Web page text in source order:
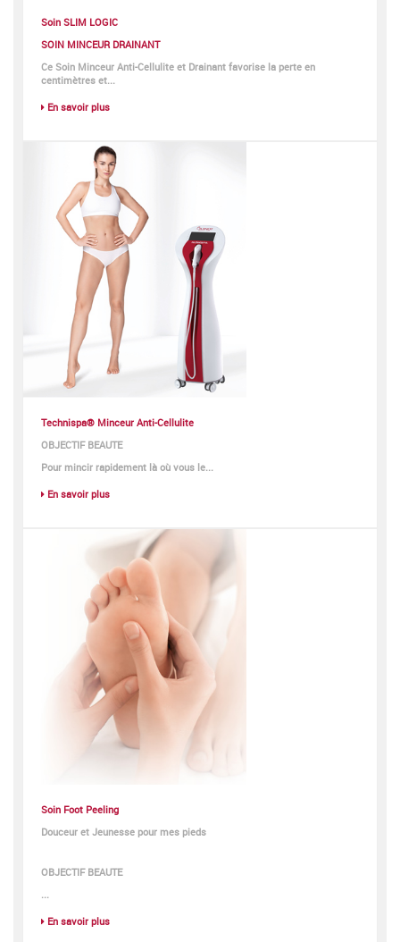
Soin SLIM LOGIC
SOIN MINCEUR DRAINANT
Ce Soin Minceur Anti-Cellulite et Drainant favorise la perte en
centimètres et...
En savoir plus
Technispa® Minceur Anti-Cellulite
OBJECTIF BEAUTE
Pour mincir rapidement là où vous le...
En savoir plus
Soin Foot Peeling
Douceur et Jeunesse pour mes pieds
OBJECTIF BEAUTE
...
En savoir plus